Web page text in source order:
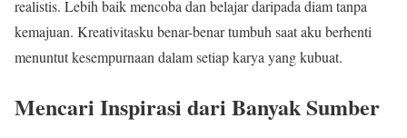
realistis. Lebih baik mencoba dan belajar daripada diam tanpa
kemajuan. Kreativitasku benar-benar tumbuh saat aku berhenti
menuntut kesempurnaan dalam setiap karya yang kubuat.
Mencari Inspirasi dari Banyak Sumber